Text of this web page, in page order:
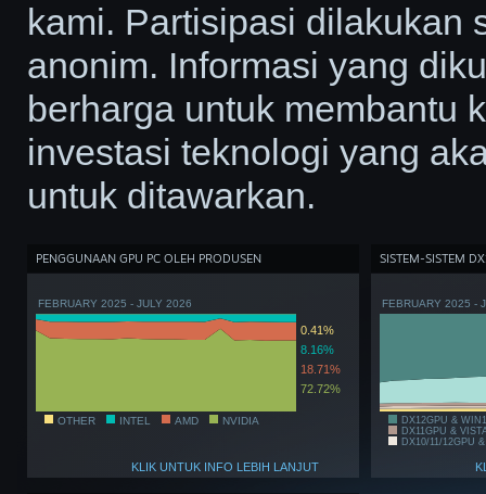
kami. Partisipasi dilakukan
anonim. Informasi yang
berharga untuk membantu
investasi teknologi yang
untuk ditawarkan.
PENGGUNAAN GPU PC OLEH PRODUSEN
FEBRUARY 2025 - JULY 2026
0.41%
8.16%
18.71%
72.72%
OTHER INTEL AMD NVIDIA
KLIK UNTUK INFO LEBIH LANJUT
SISTEM-SISTEM
FEBRUARY 2025 -
DX12GPU &
DX11GPU &
DX10/11/12GPU